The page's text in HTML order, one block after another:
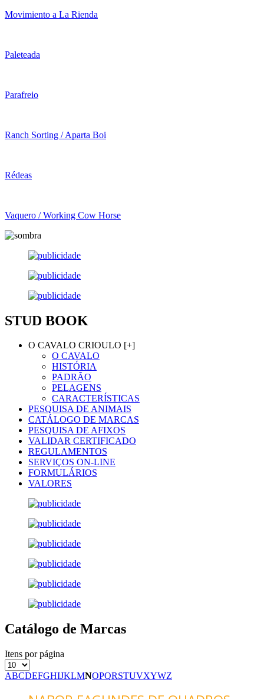
Movimiento a La Rienda
Paleteada
Parafreio
Ranch Sorting / Aparta Boi
Rédeas
Vaquero / Working Cow Horse
STUD BOOK
O CAVALO CRIOULO [+]
O CAVALO
HISTÓRIA
PADRÃO
PELAGENS
CARACTERÍSTICAS
PESQUISA DE ANIMAIS
CATÁLOGO DE MARCAS
PESQUISA DE AFIXOS
VALIDAR CERTIFICADO
REGULAMENTOS
SERVIÇOS ON-LINE
FORMULÁRIOS
VALORES
Catálogo de Marcas
Itens por página
ABCDEFGHIJKLMNOPQRSTUVXYWZ